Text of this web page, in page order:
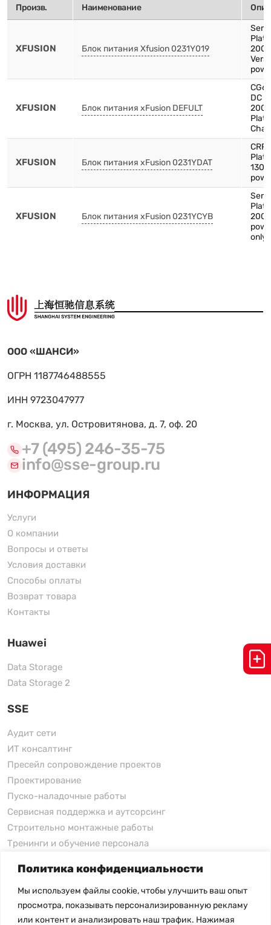
Политика конфиденциальности
Мы используем файлы cookie, чтобы улучшить ваш опыт
просмотра, показывать персонализированную рекламу
или контент и анализировать наш трафик. Нажимая
Произв. Наименование
XFUSION Блок питания Xfusion 0231Y019
XFUSION Блок питания xFusion DEFULT
DC
XFUSION Блок питания xFusion 0231YDAT
XFUSION Блок питания xFusion 0231YCYB
only
ООО «ШАНСИ»
ОГРН 1187746488555
ИНН 9723047977
г. Москва, ул. Островитянова, д. 7, оф. 20
+7 (495) 246-35-75
info@sse-group.ru
ИНФОРМАЦИЯ
Услуги
О компании
Вопросы и ответы
Условия доставки
Способы оплаты
Возврат товара
Контакты
Huawei
Data Storage
Data Storage 2
SSE
Аудит сети
ИТ консалтинг
Пресейл сопровождение проектов
Проектирование
Пуско-наладочные работы
Сервисная поддержка и аутсорсинг
Строительно монтажные работы
Тренинги и обучение персонала
xFusion
xFusion
xFusion AI Solution